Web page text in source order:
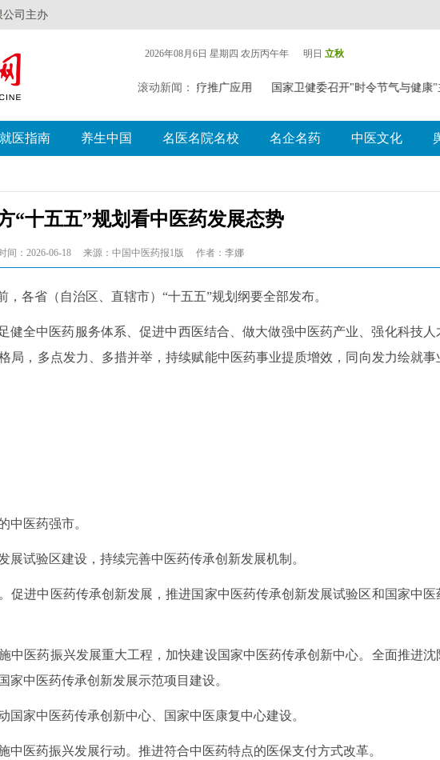
公司主办
2026年08月6日 星期四 农历丙午年 明日 立秋
滚动新闻：
西举办比赛探索中（壮瑶）药药膳食疗推广应用 国家卫健委召开"时令节气与健康"
就医指南 养生中国 名医名院名校 名企名药 中医文化
“十五五”规划看中医药发展态势
间：2026-06-18 来源：中国中医药报1版 作者：李娜
，各省（自治区、直辖市）“十五五”规划纲要全部发布。
健全中医药服务体系、促进中西医结合、做大做强中医药产业、强化科技人
局，多点发力、多措并举，持续赋能中医药事业提质增效，同向发力绘就事
中医药强市。
展试验区建设，持续完善中医药传承创新发展机制。
促进中医药传承创新发展，推进国家中医药传承创新发展试验区和国家中医
中医药振兴发展重大工程，加快建设国家中医药传承创新中心。全面推进沈
中医药传承创新发展示范项目建设。
国家中医药传承创新中心、国家中医康复中心建设。
中医药振兴发展行动。推进符合中医药特点的医保支付方式改革。